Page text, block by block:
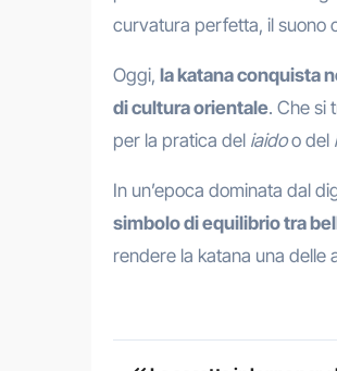
curvatura perfetta, il suono
Oggi, la katana conquista
di cultura orientale. Che si
per la pratica del iaidoo del
In un’epoca dominata dal
simbolo di equilibrio tra
rendere la katana una delle
Navigazione